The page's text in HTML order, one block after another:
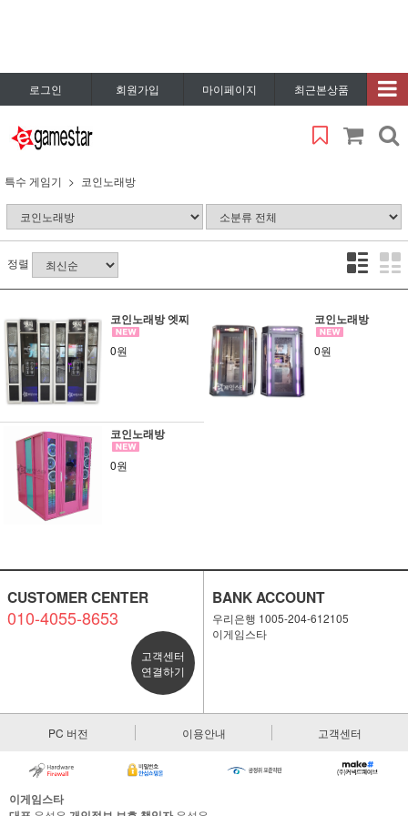
로그인 회원가입 마이페이지 최근본상품
특수 게임기 코인노래방
정렬
코인노래방 엣찌
0원
코인노래방
0원
코인노래방
0원
CUSTOMER CENTER
010-4055-8653
고객센터
연결하기
BANK ACCOUNT
우리은행 1005-204-612105
이게임스타
PC 버전 이용안내 고객센터
이게임스타